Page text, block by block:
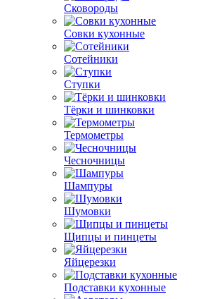
Сковороды
Совки кухонные
Сотейники
Ступки
Тёрки и шинковки
Термометры
Чесночницы
Шампуры
Шумовки
Щипцы и пинцеты
Яйцерезки
Подставки кухонные